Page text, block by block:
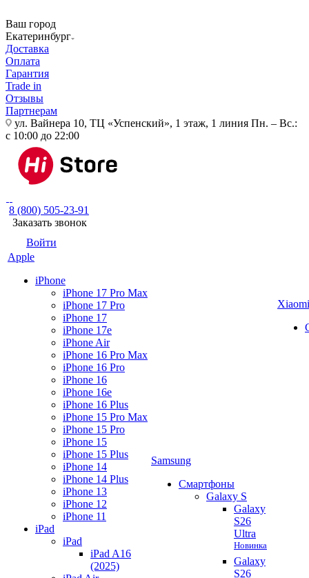
Ваш город
Екатеринбург
Доставка
Оплата
Гарантия
Trade in
Отзывы
Партнерам
ул. Вайнера 10, ТЦ «Успенский», 1 этаж, 1 линия Пн. – Вс.:
с 10:00 до 22:00
8 (800) 505-23-91
Заказать звонок
Войти
Apple
iPhone
iPhone 17 Pro Max
iPhone 17 Pro
iPhone 17
iPhone 17e
iPhone Air
iPhone 16 Pro Max
iPhone 16 Pro
iPhone 16
iPhone 16e
iPhone 16 Plus
iPhone 15 Pro Max
iPhone 15 Pro
iPhone 15
iPhone 15 Plus
iPhone 14
iPhone 14 Plus
iPhone 13
iPhone 12
iPhone 11
iPad
iPad
iPad A16
(2025)
Samsung
Смартфоны
Galaxy S
Galaxy
S26
Ultra
Новинка
Galaxy
S26
Xiaomi